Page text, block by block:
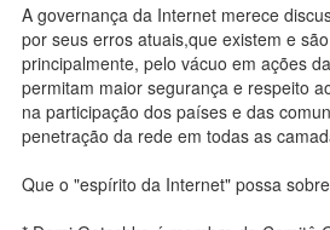
A governança da Internet merece
por seus erros atuais,que existem e
principalmente, pelo vácuo em ações
permitam maior segurança e respeito
na participação dos países e das
penetração da rede em todas as
Que o "espírito da Internet" possa